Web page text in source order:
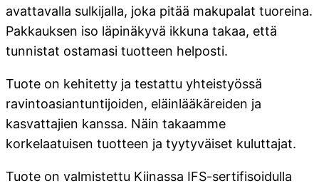
avattavalla sulkijalla, joka pitää makupalat tuoreina.
Pakkauksen iso läpinäkyvä ikkuna takaa, että
tunnistat ostamasi tuotteen helposti.
Tuote on kehitetty ja testattu yhteistyössä
ravintoasiantuntijoiden, eläinlääkäreiden ja
kasvattajien kanssa. Näin takaamme
korkelaatuisen tuotteen ja tyytyväiset kuluttajat.
Tuote on valmistettu Kiinassa IFS-sertifisoidulla